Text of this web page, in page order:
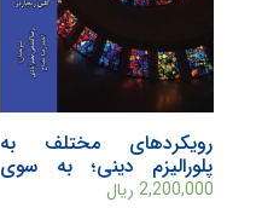
رویکردهای مختلف به
پلورالیزم دینی؛‌ به سوی
الهیات ناظر به همه ادیان
2,200,000 ریال